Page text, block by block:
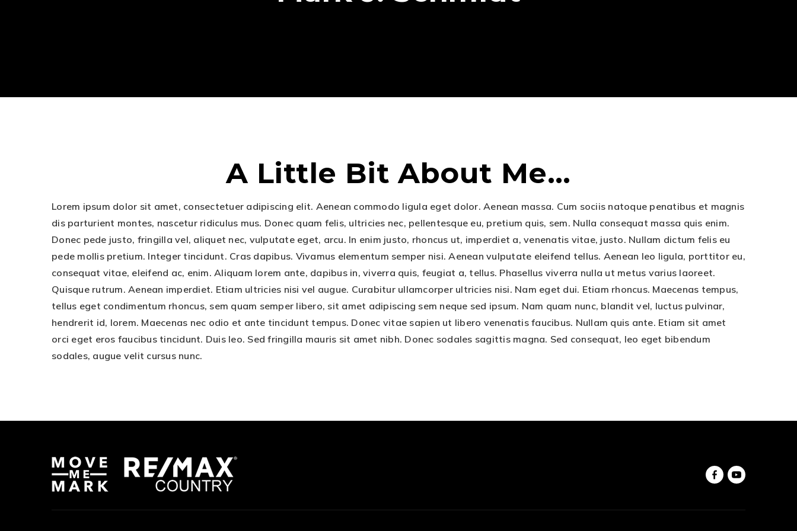
A Little Bit About Me...
Lorem ipsum dolor sit amet, consectetuer adipiscing elit. Aenean commodo ligula eget dolor. Aenean massa. Cum sociis natoque penatibus et magnis
dis parturient montes, nascetur ridiculus mus. Donec quam felis, ultricies nec, pellentesque eu, pretium quis, sem. Nulla consequat massa quis enim.
Donec pede justo, fringilla vel, aliquet nec, vulputate eget, arcu. In enim justo, rhoncus ut, imperdiet a, venenatis vitae, justo. Nullam dictum felis eu
pede mollis pretium. Integer tincidunt. Cras dapibus. Vivamus elementum semper nisi. Aenean vulputate eleifend tellus. Aenean leo ligula, porttitor eu,
consequat vitae, eleifend ac, enim. Aliquam lorem ante, dapibus in, viverra quis, feugiat a, tellus. Phasellus viverra nulla ut metus varius laoreet.
Quisque rutrum. Aenean imperdiet. Etiam ultricies nisi vel augue. Curabitur ullamcorper ultricies nisi. Nam eget dui. Etiam rhoncus. Maecenas tempus,
tellus eget condimentum rhoncus, sem quam semper libero, sit amet adipiscing sem neque sed ipsum. Nam quam nunc, blandit vel, luctus pulvinar,
hendrerit id, lorem. Maecenas nec odio et ante tincidunt tempus. Donec vitae sapien ut libero venenatis faucibus. Nullam quis ante. Etiam sit amet
orci eget eros faucibus tincidunt. Duis leo. Sed fringilla mauris sit amet nibh. Donec sodales sagittis magna. Sed consequat, leo eget bibendum
sodales, augue velit cursus nunc.